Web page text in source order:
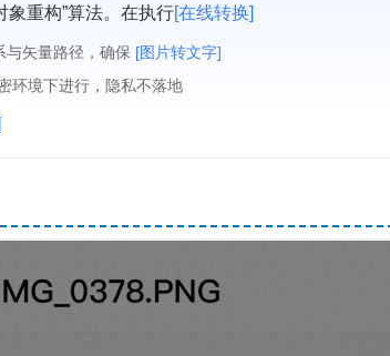
象重构”算法。在执行[在线转换]
与矢量路径，确保 [图片转文字]
环境下进行，隐私不落地